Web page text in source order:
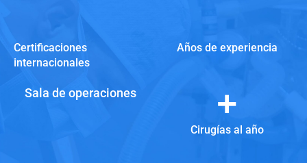
Certificaciones
internacionales
Años de experiencia
Sala de operaciones
Cirugías al año
+